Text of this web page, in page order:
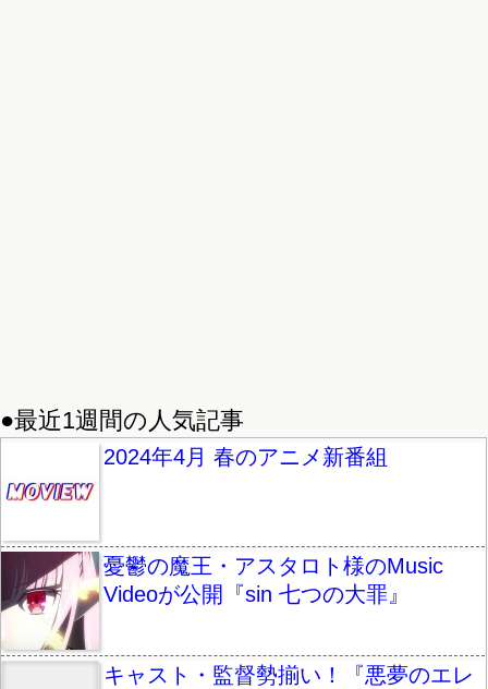
●最近1週間の人気記事
2024年4月 春のアニメ新番組
憂鬱の魔王・アスタロト様のMusic
Videoが公開『sin 七つの大罪』
キャスト・監督勢揃い！『悪夢のエレ